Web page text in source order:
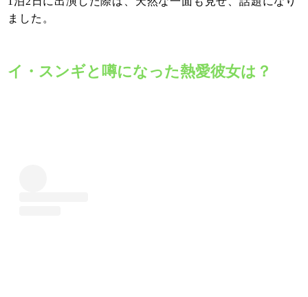
ました。
イ・スンギと噂になった熱愛彼女は？